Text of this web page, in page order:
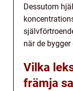
Dessutom
när de
Vilka
främja